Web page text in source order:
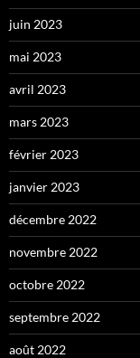
juin 2023
mai 2023
avril 2023
mars 2023
février 2023
janvier 2023
décembre 2022
novembre 2022
octobre 2022
septembre 2022
août 2022